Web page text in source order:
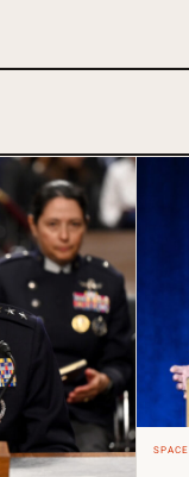
SPACE